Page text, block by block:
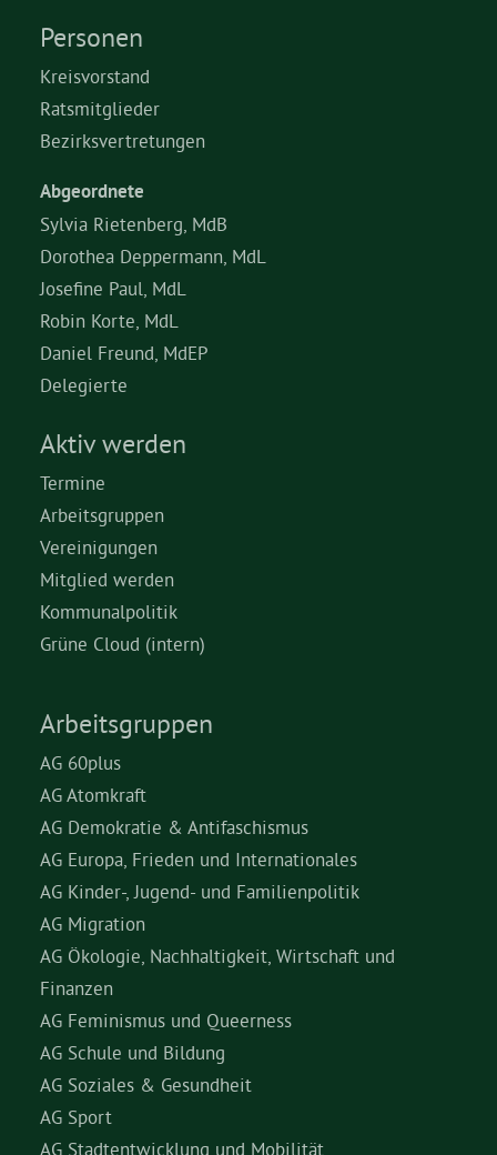
Personen
Kreisvorstand
Ratsmitglieder
Bezirksvertretungen
Abgeordnete
Sylvia Rietenberg, MdB
Dorothea Deppermann, MdL
Josefine Paul, MdL
Robin Korte, MdL
Daniel Freund, MdEP
Delegierte
Aktiv werden
Termine
Arbeitsgruppen
Vereinigungen
Mitglied werden
Kommunalpolitik
Grüne Cloud (intern)
Arbeitsgruppen
AG 60plus
AG Atomkraft
AG Demokratie & Antifaschismus
AG Europa, Frieden und Internationales
AG Kinder-, Jugend- und Familienpolitik
AG Migration
AG Ökologie, Nachhaltigkeit, Wirtschaft und
Finanzen
AG Feminismus und Queerness
AG Schule und Bildung
AG Soziales & Gesundheit
AG Sport
AG Stadtentwicklung und Mobilität